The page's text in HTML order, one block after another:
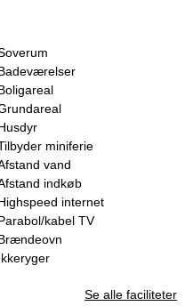
miniferie
vand
indkøb
internet
kabel TV
Se alle faciliteter